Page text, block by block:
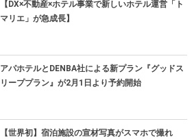
【DX×不動産×ホテル事業で新しいホテル運営「ト
マリエ」が急成長】
アパホテルとDENBA社による新プラン『グッドス
リーププラン』が2月1日より予約開始
【世界初】宿泊施設の宣材写真がスマホで撮れ